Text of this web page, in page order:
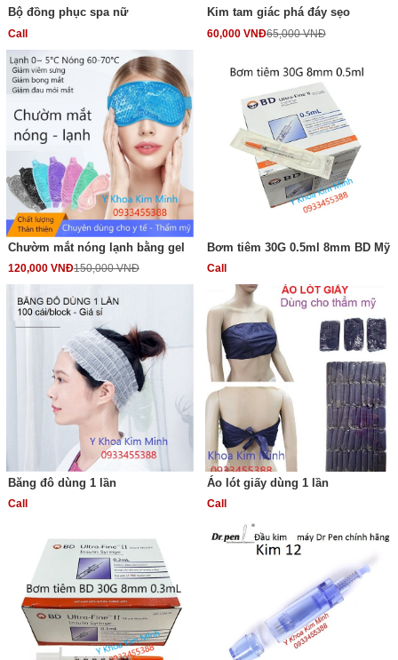
Bộ đồng phục spa nữ
Call
Kim tam giác phá đáy sẹo
60,000 VNĐ65,000 VNĐ
Chườm mắt nóng lạnh bằng gel
120,000 VNĐ150,000 VNĐ
Bơm tiêm 30G 0.5ml 8mm BD Mỹ
Call
Băng đô dùng 1 lần
Call
Áo lót giấy dùng 1 lần
Call